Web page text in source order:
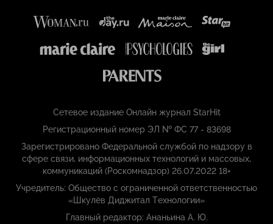
Сетевое издание Онлайн журнал StarHit
Регистрационный номер ЭЛ № ФС 77 - 83698
Зарегистрировано Федеральной службой по надзору в
сфере связи, информационных технологий и массовых,
коммуникаций (Роскомнадзор) 26.07.2022 18+
Учредитель: Общество с ограниченной ответственностью
«Шкулёв Диджитал Технологии»
Главный редактор: Ананьина А. Ю.